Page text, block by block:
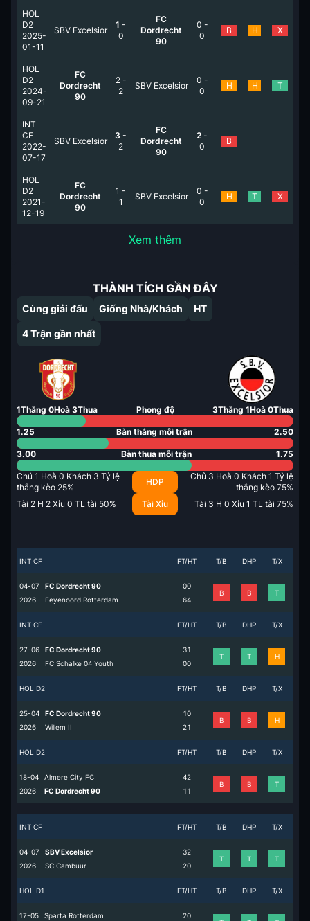
HOL
D2
2025-
01-11
SBV Excelsior
1 -
0
FC
Dordrecht
90
0 -
0
B H X
HOL
D2
2024-
09-21
FC
Dordrecht
90
2-
2
SBV Excelsior
0 -
0
H H T
INT
CF
2022-
07-17
SBV Excelsior
3 -
2
FC
Dordrecht
90
2 -
0
B
HOL
D2
2021-
12-19
FC
Dordrecht
90
1 -
1
SBV Excelsior
0 -
0
H T X
Xem thêm
THÀNH TÍCH GẦN ĐÂY
Cùng giải đấu Giống Nhà/Khách HT
4Trận gần nhất
1Thắng 0Hoà 3Thua Phong độ 3Thắng 1Hoà 0Thua
1.25 Bàn thắng mỗi trận 2.50
3.00 Bàn thua mỗi trận 1.75
Chủ 1 Hoà 0 Khách 3 Tỷ lệ
thắng kèo 25%
HDP
Chủ 3 Hoà 0 Khách 1 Tỷ lệ
thắng kèo 75%
Tài 2 H 2 Xỉu 0 TL tài 50% Tài Xỉu Tài 3 H 0 Xỉu 1 TL tài 75%
INT CF FT/HT T/B DHP T/X
04-07
2026
FC Dordrecht 90
Feyenoord Rotterdam
0
6
0
4
B B T
INT CF FT/HT T/B DHP T/X
27-06
2026
FC Dordrecht 90
FC Schalke 04 Youth
3
0
1
0
T T H
HOL D2 FT/HT T/B DHP T/X
25-04
2026
FC Dordrecht 90
Willem II
1
2
0
1
B B H
HOL D2 FT/HT T/B DHP T/X
18-04
2026
Almere City FC
FC Dordrecht 90
4
1
2
1
B B T
INT CF FT/HT T/B DHP T/X
04-07
2026
SBV Excelsior
SC Cambuur
3
2
2
0
T T T
HOL D1 FT/HT T/B DHP T/X
17-05 Sparta Rotterdam 20